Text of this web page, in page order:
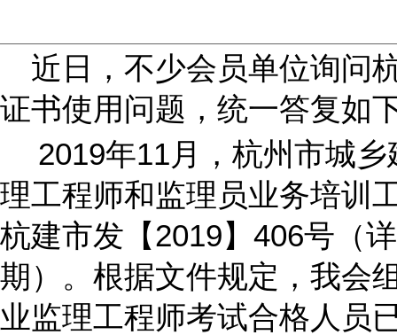
近日，不少会员单位询问
证书使用问题，统一答复如
2019年11月，杭州市城
理工程师和监理员业务培训
杭建市发【2019】 406号（
期）。根据文件规定，我会
业监理工程师考试合格人员